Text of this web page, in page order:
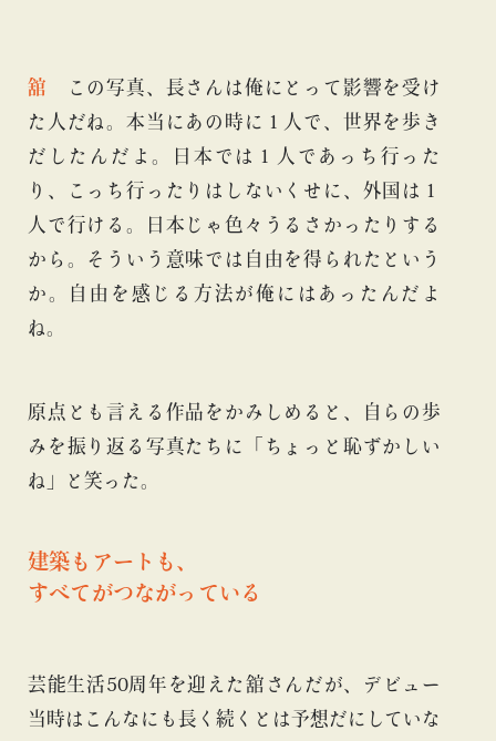
舘
この写真、長さんは俺にとって影響を受け
た人だね。本当にあの時に１人で、世界を歩き
だしたんだよ。日本では１人であっち行った
り、こっち行ったりはしないくせに、外国は１
人で行ける。日本じゃ色々うるさかったりする
から。そういう意味では自由を得られたという
か。自由を感じる方法が俺にはあったんだよ
ね。
原点とも言える作品をかみしめると、自らの歩
みを振り返る写真たちに「ちょっと恥ずかしい
ね」と笑った。
建築もアートも、
すべてがつながっている
芸能生活50周年を迎えた舘さんだが、デビュー
当時はこんなにも長く続くとは予想だにしていな